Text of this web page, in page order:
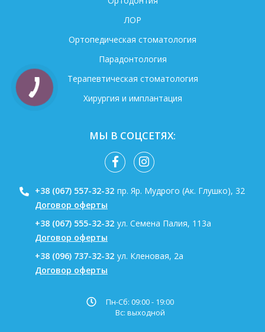
ЛОР
Ортопедическая стоматология
Парадонтология
Терапевтическая стоматология
Хирургия и имплантация
МЫ В СОЦСЕТЯХ:
+38 (067) 557-32-32 пр. Яр. Мудрого (Ак. Глушко), 32
Договор оферты
+38 (067) 555-32-32 ул. Семена Палия, 113а
Договор оферты
+38 (096) 737-32-32 ул. Кленовая, 2а
Договор оферты
Пн-Сб: 09:00 - 19:00
Вс: выходной